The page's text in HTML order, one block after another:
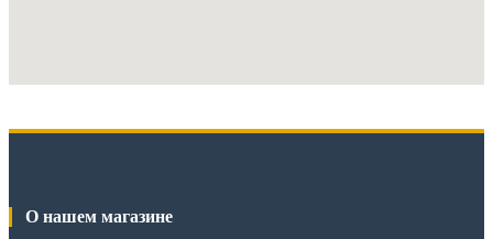
О нашем магазине